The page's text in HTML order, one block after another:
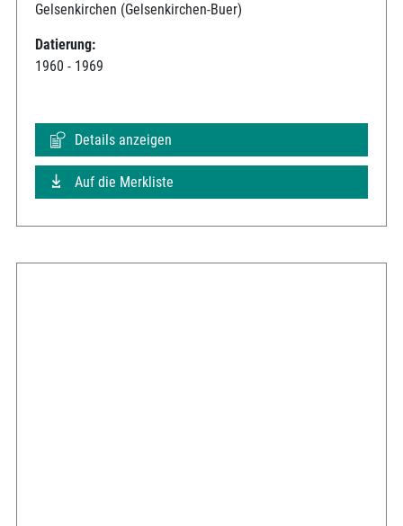
Gelsenkirchen (Gelsenkirchen-Buer)
Datierung:
1960 - 1969
Details anzeigen
Auf die Merkliste